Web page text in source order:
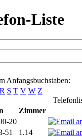
Liste
Anfangsbuchstaben:
R S T V W Z
Zimmer
20
51 1.14